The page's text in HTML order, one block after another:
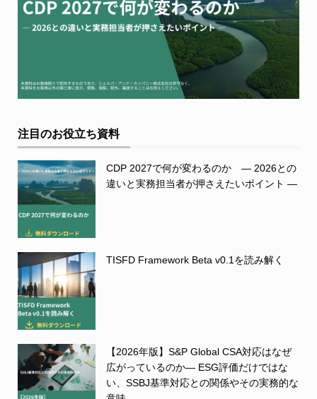
注目のお役立ち資料
CDP 2027で何が変わるのか ― 2026との
違いと実務担当者が押さえたいポイント ―
TISFD Framework Beta v0.1を読み解く
【2026年版】S&P Global CSA対応はなぜ
広がっているのか― ESG評価だけではな
い、SSBJ基準対応との関係やその実務的な